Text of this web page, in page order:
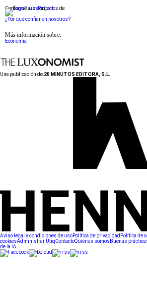
Conforme a los criterios de
¿Por qué confiar en nosotros?
Más información sobre:
Economia
Una publicación de:20 MINUTOS EDITORA, S.L.
Aviso legal y condiciones de usoPolítica de privacidad Política de
cookiesAdministrar UtiqContactoQuiénes somos Buenas
de la IA